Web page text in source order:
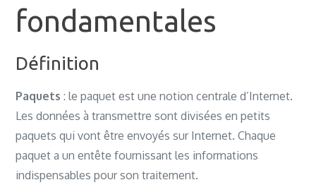
fondamentales
Définition
Paquets : le paquet est une notion centrale d’Internet.
Les données à transmettre sont divisées en petits
paquets qui vont être envoyés sur Internet. Chaque
paquet a un entête fournissant les informations
indispensables pour son traitement.